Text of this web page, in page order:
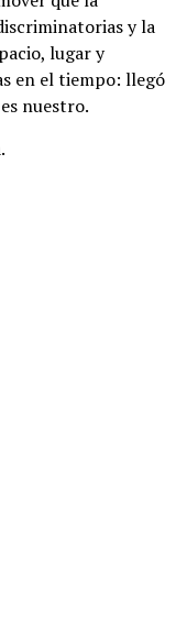
y la
lugar y
en el tiempo: llegó
nuestro.